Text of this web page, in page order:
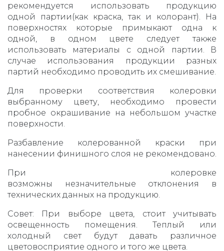
рекомендуется использовать продукцию
одной партии(как краска, так и колорант). На
поверхностях которые примыкают одна к
одной, в одном цвете следует также
использовать материалы с одной партии. В
случае использования продукции разных
партий необходимо проводить их смешивание.
Для проверки соответствия колеровки
выбранному цвету, необходимо провести
пробное окрашивание на небольшом участке
поверхности.
Разбавление колерованной краски при
нанесении финишного слоя не рекомендовано.
При колеровке
возможны незначительные отклонения в
технических данных на продукцию.
Совет: При выборе цвета, стоит учитывать
освещенность помещения. Теплый или
холодный свет будут давать различное
цветовосприятие одного и того же цвета.